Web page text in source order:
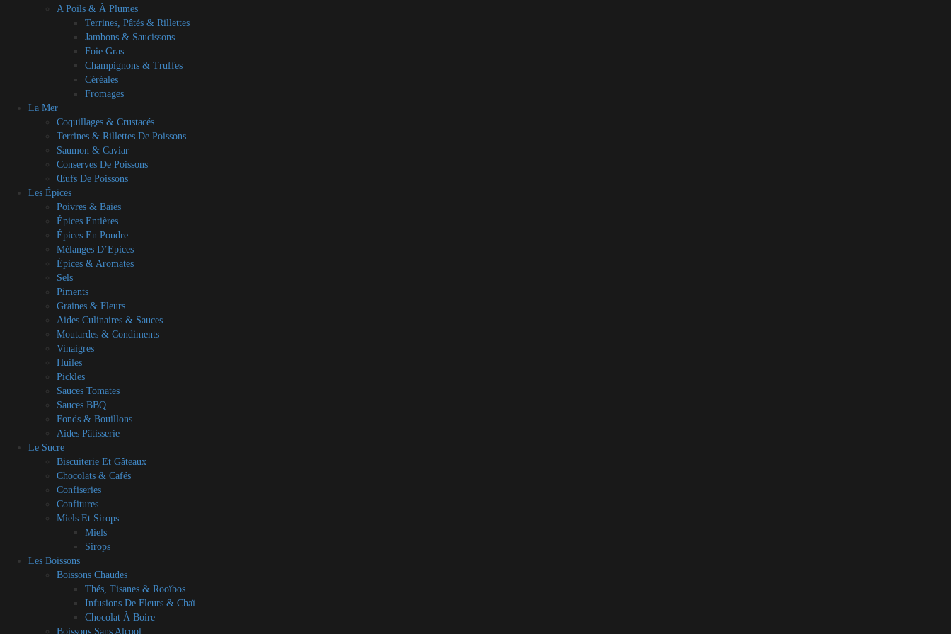
A Poils & À Plumes
Terrines, Pâtés & Rillettes
Jambons & Saucissons
Foie Gras
Champignons & Truffes
Céréales
Fromages
La Mer
Coquillages & Crustacés
Terrines & Rillettes De Poissons
Saumon & Caviar
Conserves De Poissons
Œufs De Poissons
Les Épices
Poivres & Baies
Épices Entières
Épices En Poudre
Mélanges D’Epices
Épices & Aromates
Sels
Piments
Graines & Fleurs
Aides Culinaires & Sauces
Moutardes & Condiments
Vinaigres
Huiles
Pickles
Sauces Tomates
Sauces BBQ
Fonds & Bouillons
Aides Pâtisserie
Le Sucre
Biscuiterie Et Gâteaux
Chocolats & Cafés
Confiseries
Confitures
Miels Et Sirops
Miels
Sirops
Les Boissons
Boissons Chaudes
Thés, Tisanes & Rooïbos
Infusions De Fleurs & Chaï
Chocolat À Boire
Boissons Sans Alcool